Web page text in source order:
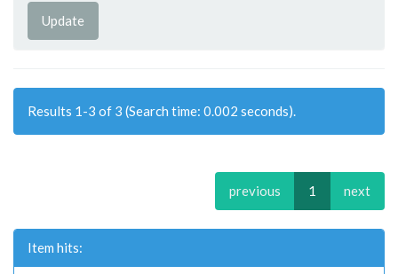
Results 1-3 of 3 (Search time: 0.002 seconds).
previous 1 next
Item hits: